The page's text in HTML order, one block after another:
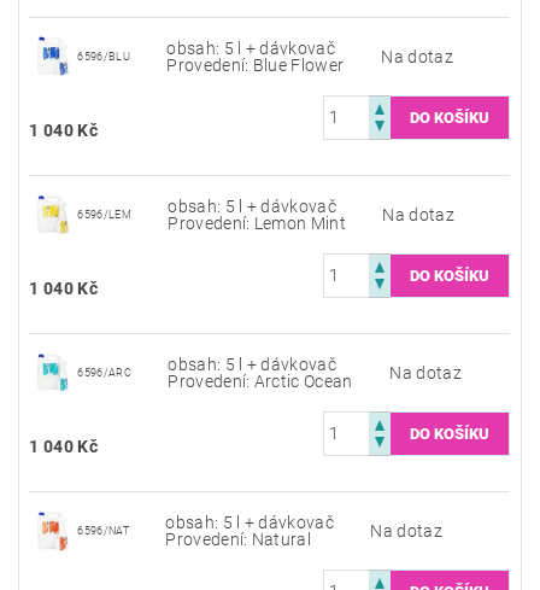
6596/BLU
obsah: 5 l + dávkovač
Provedení: Blue Flower
Na dotaz
1 040 Kč
6596/LEM
obsah: 5 l + dávkovač
Provedení: Lemon Mint
Na dotaz
1 040 Kč
6596/ARC
obsah: 5 l + dávkovač
Provedení: Arctic Ocean
Na dotaz
1 040 Kč
6596/NAT
obsah: 5 l + dávkovač
Provedení: Natural
Na dotaz